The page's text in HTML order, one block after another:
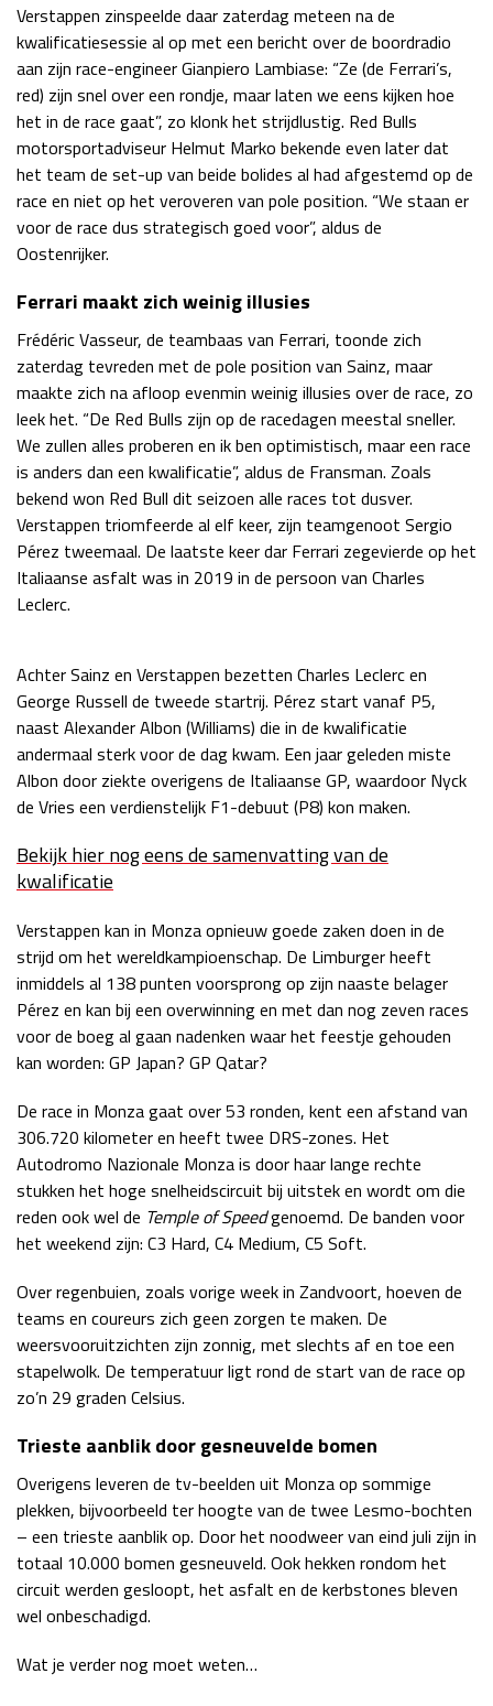
Kwalificatie
za 19:00 - 20:00
Race
zo 17:00 - 19:00
Verstappen zinspeelde daar zaterdag meteen na de
kwalificatiesessie al op met een bericht over de boordradio
aan zijn race-engineer Gianpiero Lambiase: “Ze (de Ferrari’s,
red) zijn snel over een rondje, maar laten we eens kijken hoe
het in de race gaat”, zo klonk het strijdlustig. Red Bulls
motorsportadviseur Helmut Marko bekende even later dat
het team de set-up van beide bolides al had afgestemd op de
race en niet op het veroveren van pole position. “We staan er
voor de race dus strategisch goed voor”, aldus de
Oostenrijker.
Ferrari maakt zich weinig illusies
Frédéric Vasseur, de teambaas van Ferrari, toonde zich
zaterdag tevreden met de pole position van Sainz, maar
maakte zich na afloop evenmin weinig illusies over de race, zo
leek het. “De Red Bulls zijn op de racedagen meestal sneller.
We zullen alles proberen en ik ben optimistisch, maar een race
is anders dan een kwalificatie”, aldus de Fransman. Zoals
bekend won Red Bull dit seizoen alle races tot dusver.
Verstappen triomfeerde al elf keer, zijn teamgenoot Sergio
Pérez tweemaal. De laatste keer dar Ferrari zegevierde op het
Italiaanse asfalt was in 2019 in de persoon van Charles
Leclerc.
Achter Sainz en Verstappen bezetten Charles Leclerc en
George Russell de tweede startrij. Pérez start vanaf P5,
naast Alexander Albon (Williams) die in de kwalificatie
andermaal sterk voor de dag kwam. Een jaar geleden miste
Albon door ziekte overigens de Italiaanse GP, waardoor Nyck
de Vries een verdienstelijk F1-debuut (P8) kon maken.
Bekijk hier nog eens de samenvatting van de
kwalificatie
Verstappen kan in Monza opnieuw goede zaken doen in de
strijd om het wereldkampioenschap. De Limburger heeft
inmiddels al 138 punten voorsprong op zijn naaste belager
Pérez en kan bij een overwinning en met dan nog zeven races
voor de boeg al gaan nadenken waar het feestje gehouden
kan worden: GP Japan? GP Qatar?
De race in Monza gaat over 53 ronden, kent een afstand van
306.720 kilometer en heeft twee DRS-zones. Het
Autodromo Nazionale Monza is door haar lange rechte
stukken het hoge snelheidscircuit bij uitstek en wordt om die
reden ook wel de Temple of Speedgenoemd. De banden voor
het weekend zijn: C3 Hard, C4 Medium, C5 Soft.
Over regenbuien, zoals vorige week in Zandvoort, hoeven de
teams en coureurs zich geen zorgen te maken. De
weersvooruitzichten zijn zonnig, met slechts af en toe een
stapelwolk. De temperatuur ligt rond de start van de race op
zo’n 29 graden Celsius.
Trieste aanblik door gesneuvelde bomen
Overigens leveren de tv-beelden uit Monza op sommige
plekken, bijvoorbeeld ter hoogte van de twee Lesmo-bochten
– een trieste aanblik op. Door het noodweer van eind juli zijn in
totaal 10.000 bomen gesneuveld. Ook hekken rondom het
circuit werden gesloopt, het asfalt en de kerbstones bleven
wel onbeschadigd.
Wat je verder nog moet weten…